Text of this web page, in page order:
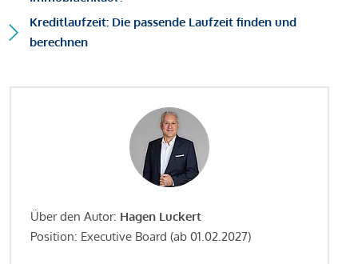
Kreditlaufzeit: Die passende Laufzeit finden und
berechnen
Über den Autor: Hagen Luckert
Position: Executive Board (ab 01.02.2027)